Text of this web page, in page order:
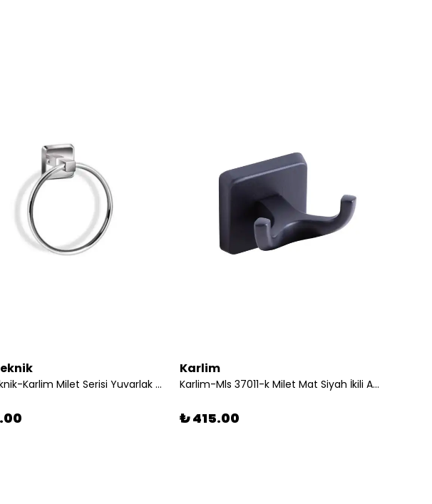
Mesateknik-Karlim Milet Serisi Yuvarlak Havluluk
Karlim
Karlim-Mls 37011-k Milet Mat Siyah İkili Askılık
₺ 415.00